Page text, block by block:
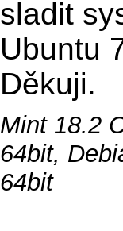
sladit
Ubuntu
Děkuji.
Mint 18.2
64bit,
64bit